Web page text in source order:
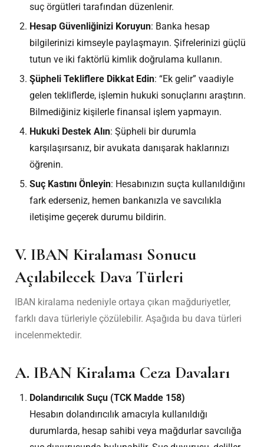
suç örgütleri tarafından düzenlenir.
Hesap Güvenliğinizi Koruyun: Banka hesap
bilgilerinizi kimseyle paylaşmayın. Şifrelerinizi güçlü
tutun ve iki faktörlü kimlik doğrulama kullanın.
Şüpheli Tekliflere Dikkat Edin: “Ek gelir” vaadiyle
gelen tekliflerde, işlemin hukuki sonuçlarını araştırın.
Bilmediğiniz kişilerle finansal işlem yapmayın.
Hukuki Destek Alın: Şüpheli bir durumla
karşılaşırsanız, bir avukata danışarak haklarınızı
öğrenin.
Suç Kastını Önleyin: Hesabınızın suçta kullanıldığını
fark ederseniz, hemen bankanızla ve savcılıkla
iletişime geçerek durumu bildirin.
V. IBAN Kiralaması Sonucu
Açılabilecek Dava Türleri
IBAN kiralama nedeniyle ortaya çıkan mağduriyetler,
farklı dava türleriyle çözülebilir. Aşağıda bu dava türleri
incelenmektedir.
A. IBAN Kiralama Ceza Davaları
Dolandırıcılık Suçu (TCK Madde 158)
Hesabın dolandırıcılık amacıyla kullanıldığı
durumlarda, hesap sahibi veya mağdurlar savcılığa